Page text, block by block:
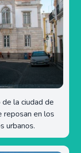
la ciudad de
reposan en los
urbanos.